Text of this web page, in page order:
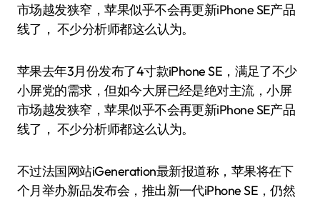
市场越发狭窄，苹果似乎不会再更新iPhone SE产品
线了， 不少分析师都这么认为。
苹果去年3月份发布了4寸款iPhone SE，满足了不少
小屏党的需求，但如今大屏已经是绝对主流，小屏
市场越发狭窄，苹果似乎不会再更新iPhone SE产品
线了， 不少分析师都这么认为。
不过法国网站iGeneration最新报道称，苹果将在下
个月举办新品发布会，推出新一代iPhone SE，仍然